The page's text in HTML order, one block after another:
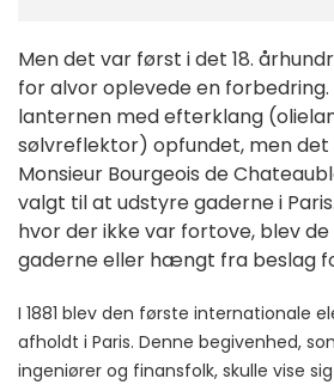
Men det var først i det 18.
for alvor oplevede en forbedring.
lanternen med efterklang
sølvreflektor) opfundet, men det
Monsieur Bourgeois de
valgt til at udstyre gaderne i
hvor der ikke var fortove, blev
gaderne eller hængt fra beslag
I 1881 blev den første internationale
afholdt i Paris. Denne begivenhed,
ingeniører og finansfolk, skulle vise